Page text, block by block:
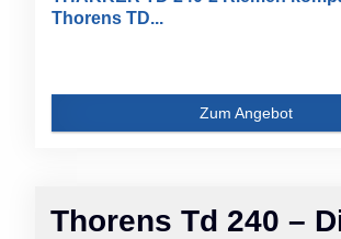
Thorens Td 240 –
Thorens TD...
Zum Angebot